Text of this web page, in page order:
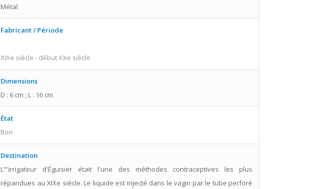
Métal
Fabricant / Période
XIXe siècle - début XXe siècle
Dimensions
D : 6 cm ; L : 16 cm
État
Bon
Destination
L"'irrigateur d'Éguisier était l'une des méthodes contraceptives les plus
répandues au XIXe siècle. Le liquide est injecté dans le vagin par le tube perforé